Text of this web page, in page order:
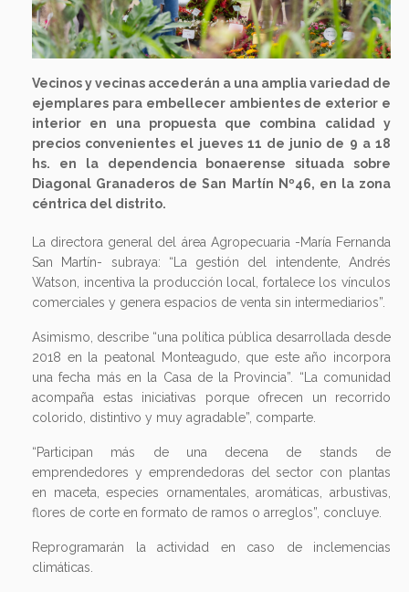
Vecinos y vecinas accederán a una amplia variedad de
ejemplares para embellecer ambientes de exterior e
interior en una propuesta que combina calidad y
precios convenientes el jueves 11 de junio de 9 a 18
hs. en la dependencia bonaerense situada sobre
Diagonal Granaderos de San Martín Nº46, en la zona
céntrica del distrito.
La directora general del área Agropecuaria -María Fernanda
San Martín- subraya: “La gestión del intendente, Andrés
Watson, incentiva la producción local, fortalece los vínculos
comerciales y genera espacios de venta sin intermediarios”.
Asimismo, describe “una política pública desarrollada desde
2018 en la peatonal Monteagudo, que este año incorpora
una fecha más en la Casa de la Provincia”. “La comunidad
acompaña estas iniciativas porque ofrecen un recorrido
colorido, distintivo y muy agradable”, comparte.
“Participan más de una decena de stands de
emprendedores y emprendedoras del sector con plantas
en maceta, especies ornamentales, aromáticas, arbustivas,
flores de corte en formato de ramos o arreglos”, concluye.
Reprogramarán la actividad en caso de inclemencias
climáticas.